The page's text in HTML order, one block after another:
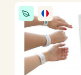
produit
a
plusieurs
variations.
options
peuvent
être